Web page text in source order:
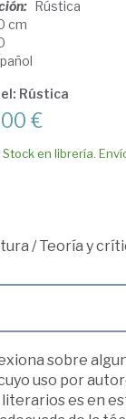
Rústica
cm
Rústica
€
Stock en librería.
/Teoría y
sobre
uso por
es en